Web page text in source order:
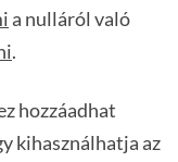
a nulláról való
.
hozzáadhat
kihasználhatja az